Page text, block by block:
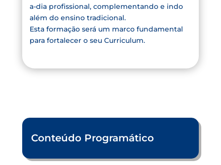
a-dia profissional, complementando e indo
além do ensino tradicional.
Esta formação será um marco fundamental
para fortalecer o seu Curriculum.
Conteúdo Programático